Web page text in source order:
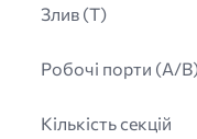
Злив (T)
Робочі порти (A/
Кількість секцій